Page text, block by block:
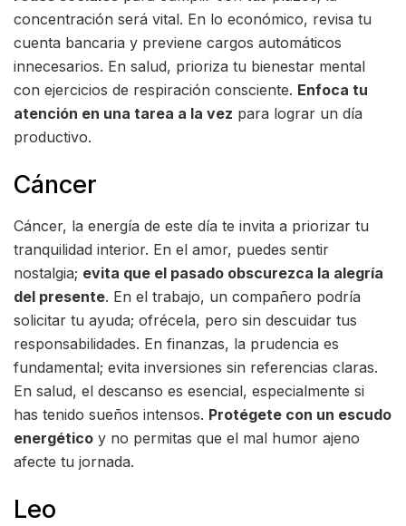
concentración será vital. En lo económico, revisa tu
cuenta bancaria y previene cargos automáticos
innecesarios. En salud, prioriza tu bienestar mental
con ejercicios de respiración consciente. Enfoca tu
atención en una tarea a la vez para lograr un día
productivo.
Cáncer
Cáncer, la energía de este día te invita a priorizar tu
tranquilidad interior. En el amor, puedes sentir
nostalgia; evita que el pasado obscurezca la alegría
del presente. En el trabajo, un compañero podría
solicitar tu ayuda; ofrécela, pero sin descuidar tus
responsabilidades. En finanzas, la prudencia es
fundamental; evita inversiones sin referencias claras.
En salud, el descanso es esencial, especialmente si
has tenido sueños intensos. Protégete con un escudo
energético y no permitas que el mal humor ajeno
afecte tu jornada.
Leo